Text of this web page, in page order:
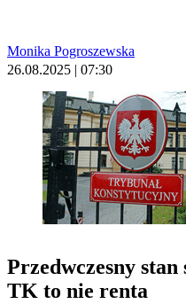
Monika Pogroszewska
26.08.2025 | 07:30
Przedwczesny stan
TK to nie renta